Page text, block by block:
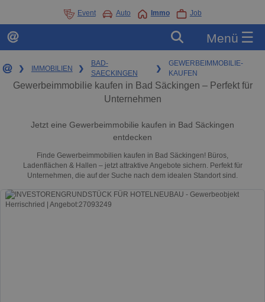
Event Auto Immo Job
Menü ☰
❯ IMMOBILIEN ❯
BAD-
SAECKINGEN
❯
GEWERBEIMMOBILIE-
KAUFEN
Gewerbeimmobilie kaufen in Bad Säckingen – Perfekt für
Unternehmen
Jetzt eine Gewerbeimmobilie kaufen in Bad Säckingen
entdecken
Finde Gewerbeimmobilien kaufen in Bad Säckingen! Büros,
Ladenflächen & Hallen – jetzt attraktive Angebote sichern. Perfekt für
Unternehmen, die auf der Suche nach dem idealen Standort sind.